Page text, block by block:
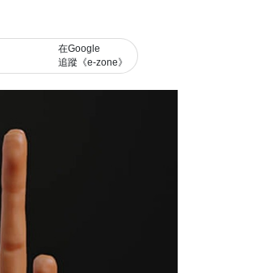
在Google
追蹤《e-zone》